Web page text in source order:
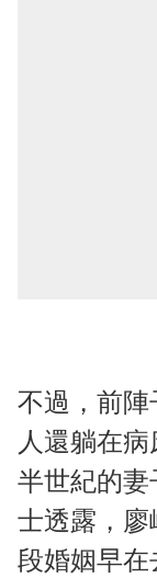
不過，前
人還躺在
半世紀的妻
士透露，廖
段婚姻早